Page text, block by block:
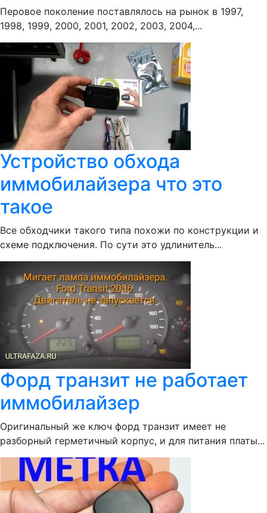
Перовое поколение поставлялось на рынок в 1997,
1998, 1999, 2000, 2001, 2002, 2003, 2004,...
Устройство обхода
иммобилайзера что это
такое
Все обходчики такого типа похожи по конструкции и
схеме подключения. По сути это удлинитель...
Форд транзит не работает
иммобилайзер
Оригинальный же ключ форд транзит имеет не
разборный герметичный корпус, и для питания платы...